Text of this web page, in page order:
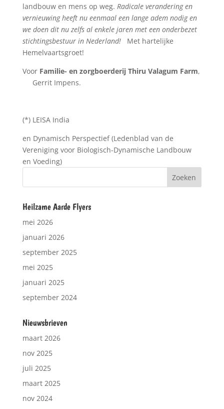
landbouw en mens op weg. Radicale verandering en
vernieuwing heeft nu eenmaal een lange adem nodig en
we doen dit nu zelfs al enkele jaren met een onderbezet
stichtingsbestuur in Nederland! Met hartelijke
Hemelvaartsgroet!
VoorFamilie- en zorgboerderij Thiru Valagum Farm,
Gerrit Impens.
(*) LEISA India
en Dynamisch Perspectief (Ledenblad van de
Vereniging voor Biologisch-Dynamische Landbouw
en Voeding)
Heilzame Aarde Flyers
mei 2026
januari 2026
september 2025
mei 2025
januari 2025
september 2024
Nieuwsbrieven
maart 2026
nov 2025
juli 2025
maart 2025
nov 2024